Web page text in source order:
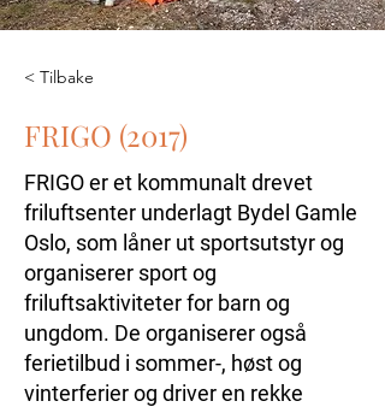
< Tilbake
FRIGO (2017)
FRIGO er et kommunalt drevet
friluftsenter underlagt Bydel Gamle
Oslo, som låner ut sportsutstyr og
organiserer sport og
friluftsaktiviteter for barn og
ungdom. De organiserer også
ferietilbud i sommer-, høst og
vinterferier og driver en rekke